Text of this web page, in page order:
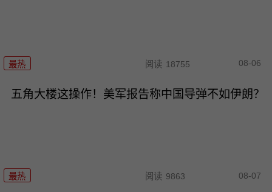
最热 阅读 18755 08-06
五角大楼这操作！美军报告称中国导弹不如伊朗？
最热 阅读 9863 08-07